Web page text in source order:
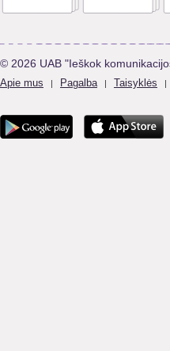
© 2026 UAB "Ieškok
Apie mus | Pagalba | Taisyklės |